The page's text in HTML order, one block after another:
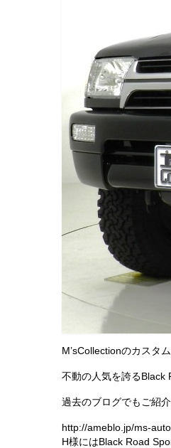
M’sCollectionのカスタ
不動の人気を誇るBlack
過去のブログでもご紹
http://ameblo.jp/ms-
H様にはBlack Road